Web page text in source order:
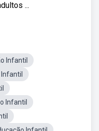
...
Infantil
Infantil